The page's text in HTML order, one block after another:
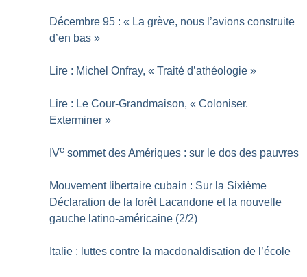
Décembre 95 : « La grève, nous l’avions construite
d’en bas »
Lire : Michel Onfray, « Traité d’athéologie »
Lire : Le Cour-Grandmaison, « Coloniser.
Exterminer »
IVe sommet des Amériques : sur le dos des pauvres
Mouvement libertaire cubain : Sur la Sixième
Déclaration de la forêt Lacandone et la nouvelle
gauche latino-américaine (2/2)
Italie : luttes contre la macdonaldisation de l’école